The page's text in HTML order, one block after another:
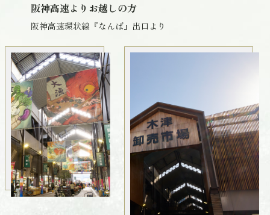
阪神高速よりお越しの方
阪神高速環状線『なんば』出口より